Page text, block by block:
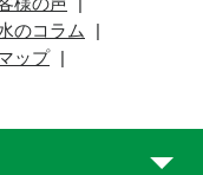
のコラム
ップ